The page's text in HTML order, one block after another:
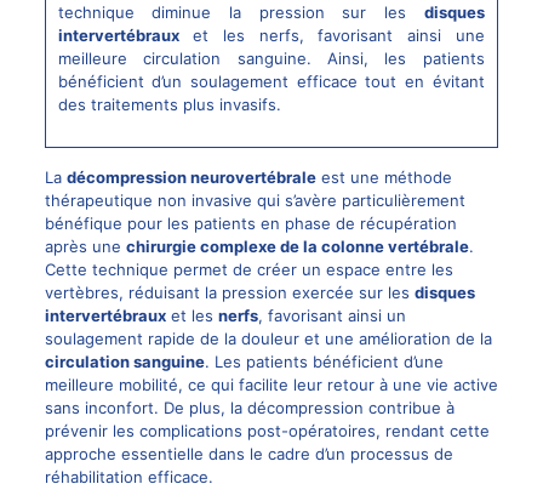
technique diminue la pression sur les disques
intervertébrauxet les nerfs, favorisant ainsi une
meilleure circulation sanguine. Ainsi, les patients
bénéficient d’un soulagement efficace tout en évitant
des traitements plus invasifs.
La décompression neurovertébraleest une méthode
thérapeutique non invasive qui s’avère particulièrement
bénéfique pour les patients en phase de récupération
après une chirurgie complexe de la colonne vertébrale.
Cette technique permet de créer un espace entre les
vertèbres, réduisant la pression exercée sur les disques
intervertébrauxet les nerfs, favorisant ainsi un
soulagement rapide de la douleur et une amélioration de la
circulation sanguine. Les patients bénéficient d’une
meilleure mobilité, ce qui facilite leur retour à une vie active
sans inconfort. De plus, la décompression contribue à
prévenir les complications post-opératoires, rendant cette
approche essentielle dans le cadre d’un processus de
réhabilitation efficace.